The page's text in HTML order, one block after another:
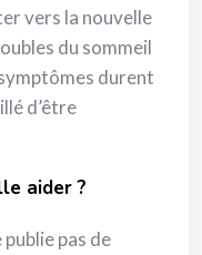
vers la nouvelle
du sommeil
durent
d’être
aider ?
pas de